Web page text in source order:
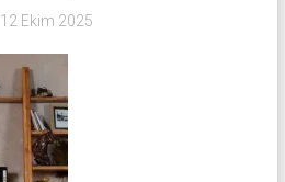
12 Ekim 2025